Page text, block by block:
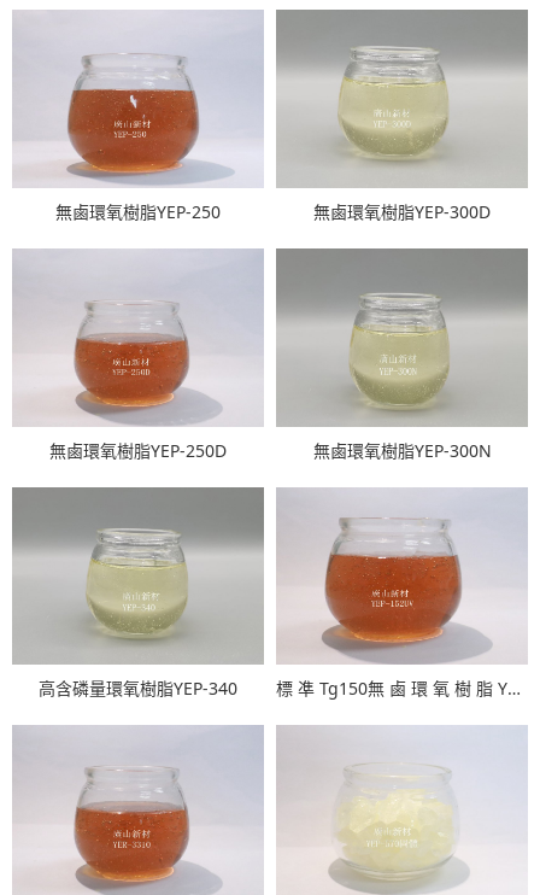
無鹵環氧樹脂YEP-250 無鹵環氧樹脂YEP-300D
無鹵環氧樹脂YEP-250D 無鹵環氧樹脂YEP-300N
高含磷量環氧樹脂YEP-340 標 凖 Tg150無 鹵 環 氧 樹 脂 YEP-152UV